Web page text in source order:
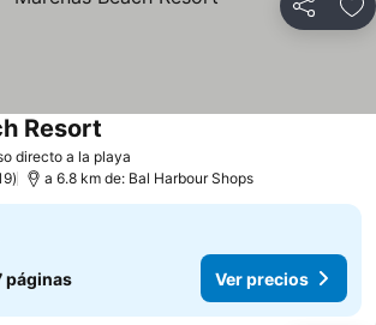
Compartir
directo a la playa
Resort
a 6.8 km de: Bal Harbour Shops
páginas Ver precios